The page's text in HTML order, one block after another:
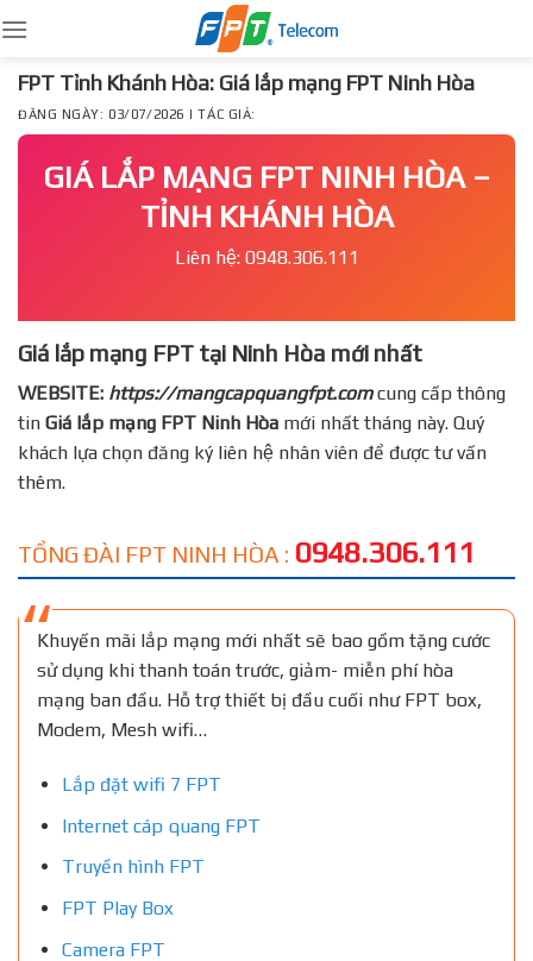
to
content
FPT Tỉnh Khánh Hòa: Giá lắp mạng FPT Ninh Hòa
ĐĂNG NGÀY: 03/07/2026 | TÁC GIẢ:
GIÁ LẮP MẠNG FPT NINH HÒA –
TỈNH KHÁNH HÒA
Liên hệ: 0948.306.111
Giá lắp mạng FPT tại Ninh Hòa mới nhất
WEBSITE: https://mangcapquangfpt.comcung cấp thông
tin Giá lắp mạng FPT Ninh Hòa mới nhất tháng này. Quý
khách lựa chọn đăng ký liên hệ nhân viên để được tư vấn
thêm.
TỔNG ĐÀI FPT NINH HÒA : 0948.306.111
Khuyến mãi lắp mạng mới nhất sẽ bao gồm tặng cước
sử dụng khi thanh toán trước, giảm- miễn phí hòa
mạng ban đầu. Hỗ trợ thiết bị đầu cuối như FPT box,
Modem, Mesh wifi…
Lắp đặt wifi 7 FPT
Internet cáp quang FPT
Truyền hình FPT
FPT Play Box
Camera FPT